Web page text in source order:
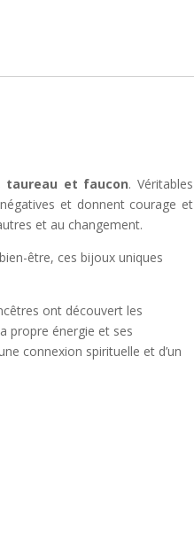
et faucon. Véritables
et donnent courage et
et au changement.
être, ces bijoux uniques
ont découvert les
propre énergie et ses
connexion spirituelle et d’un